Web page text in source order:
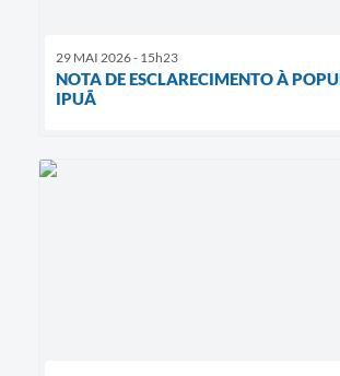
29 MAI 2026 - 15h23
NOTA DE ESCLARECIMENTO À
IPUÃ